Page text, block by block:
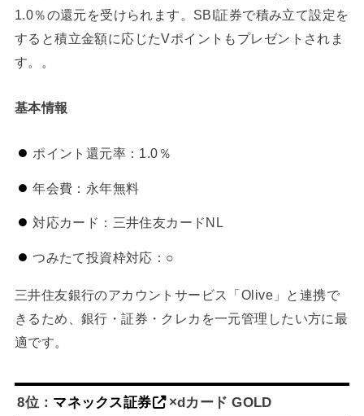
1.0％の還元を受けられます。SBI証券で積み立て設定を
すると積立金額に応じたVポイントもプレゼントされま
す。。
基本情報
ポイント還元率：1.0％
年会費：永年無料
対応カード：三井住友カードNL
つみたて投資枠対応：○
三井住友銀行のアカウントサービス「Olive」と連携で
きるため、銀行・証券・クレカを一元管理したい方に最
適です。
8位： マネックス証券 ×dカード GOLD